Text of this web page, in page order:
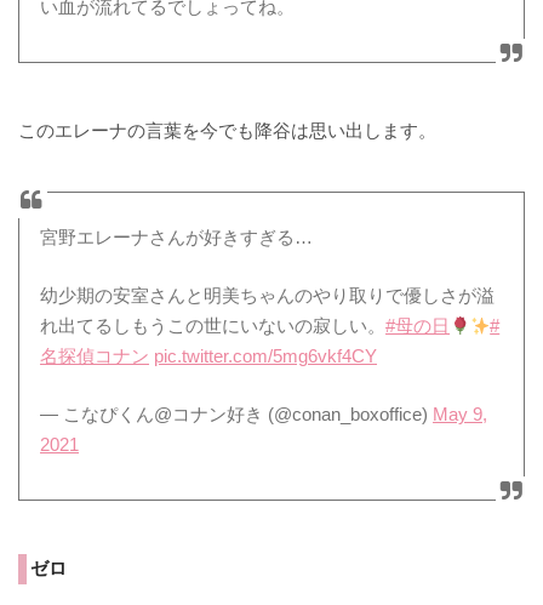
い血が流れてるでしょってね。
このエレーナの言葉を今でも降谷は思い出します。
宮野エレーナさんが好きすぎる…
幼少期の安室さんと明美ちゃんのやり取りで優しさが溢
れ出てるしもうこの世にいないの寂しい。#母の日
#
名探偵コナン pic.twitter.com/5mg6vkf4CY
— こなぴくん@コナン好き (@conan_boxoffice) May 9,
2021
ゼロ